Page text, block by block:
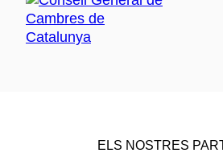
ELS NOSTRES